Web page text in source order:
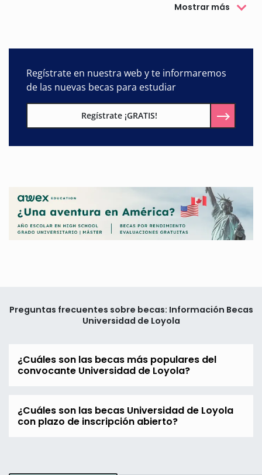
Mostrar más
Regístrate en nuestra web y te informaremos
de las nuevas becas para estudiar
Regístrate ¡GRATIS!
Preguntas frecuentes sobre becas: Información Becas
Universidad de Loyola
¿Cuáles son las becas más populares del
convocante Universidad de Loyola?
¿Cuáles son las becas Universidad de Loyola
con plazo de inscripción abierto?